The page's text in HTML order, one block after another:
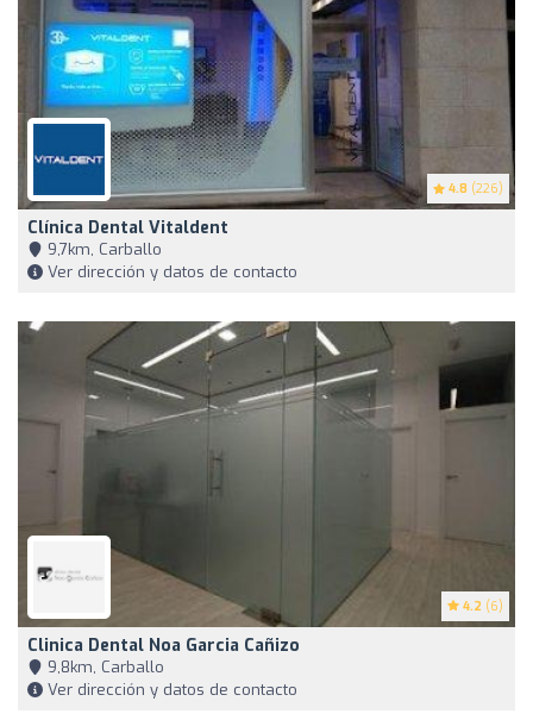
4.8 (226)
Clínica Dental Vitaldent
9,7km, Carballo
Ver dirección y datos de contacto
4.2 (6)
Clinica Dental Noa Garcia Cañizo
9,8km, Carballo
Ver dirección y datos de contacto